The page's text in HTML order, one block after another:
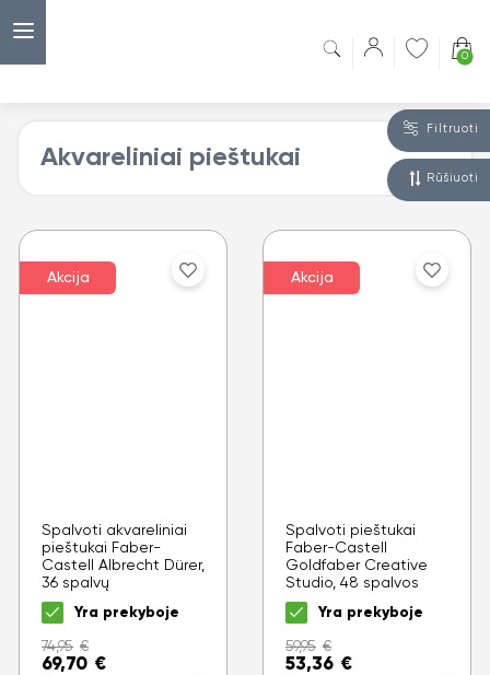
0
Filtruoti
Rūšiuoti
Akvareliniai pieštukai
Akcija
Spalvoti akvareliniai
pieštukai Faber-
Castell Albrecht Dürer,
36 spalvų
Yra prekyboje
74,95 €
69,70 €
Akcija
Spalvoti pieštukai
Faber-Castell
Goldfaber Creative
Studio, 48 spalvos
Yra prekyboje
59,95 €
53,36 €